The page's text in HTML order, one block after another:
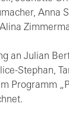
Anna
an Julian
Stephan,
Programm